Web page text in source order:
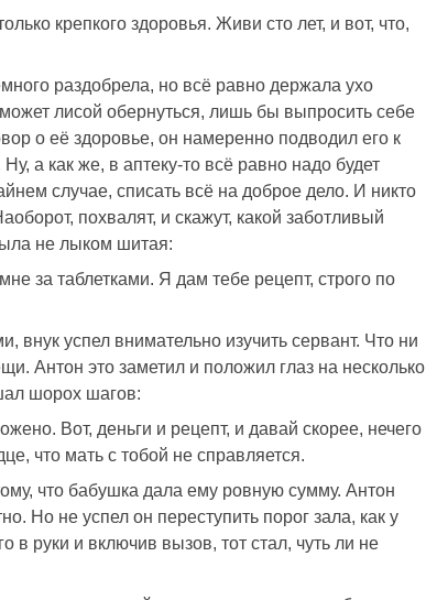
крепкого здоровья. Живи сто лет, и вот, что,
раздобрела, но всё равно держала ухо
может лисой обернуться, лишь бы выпросить себе
о её здоровье, он намеренно подводил его к
а как же, в аптеку-то всё равно надо будет
случае, списать всё на доброе дело. И никто
похвалят, и скажут, какой заботливый
не лыком шитая:
за таблетками. Я дам тебе рецепт, строго по
внук успел внимательно изучить сервант. Что ни
Антон это заметил и положил глаз на несколько
шорох шагов:
Вот, деньги и рецепт, и давай скорее, нечего
что мать с тобой не справляется.
что бабушка дала ему ровную сумму. Антон
Но не успел он переступить порог зала, как у
в руки и включив вызов, тот стал, чуть ли не